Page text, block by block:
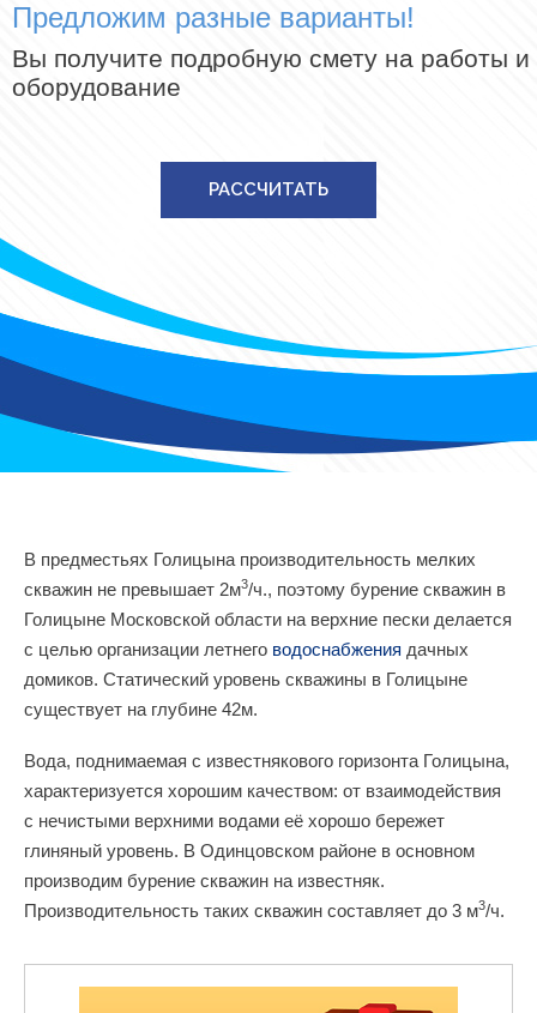
Предложим разные варианты!
Вы получите подробную смету на работы и
оборудование
РАССЧИТАТЬ
В предместьях Голицына производительность мелких
скважин не превышает 2м3/ч., поэтому бурение скважин в
Голицыне Московской области на верхние пески делается
с целью организации летнего водоснабжения дачных
домиков. Статический уровень скважины в Голицыне
существует на глубине 42м.
Вода, поднимаемая с известнякового горизонта Голицына,
характеризуется хорошим качеством: от взаимодействия
с нечистыми верхними водами её хорошо бережет
глиняный уровень. В Одинцовском районе в основном
производим бурение скважин на известняк.
Производительность таких скважин составляет до 3 м3/ч.